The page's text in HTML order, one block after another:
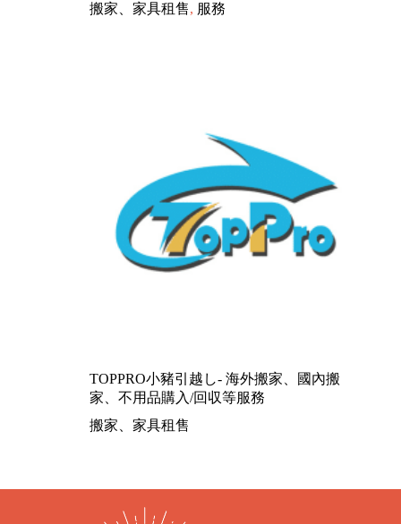
搬家、家具租售, 服務
TOPPRO小豬引越し- 海外搬家、國內搬
家、不用品購入/回収等服務
搬家、家具租售